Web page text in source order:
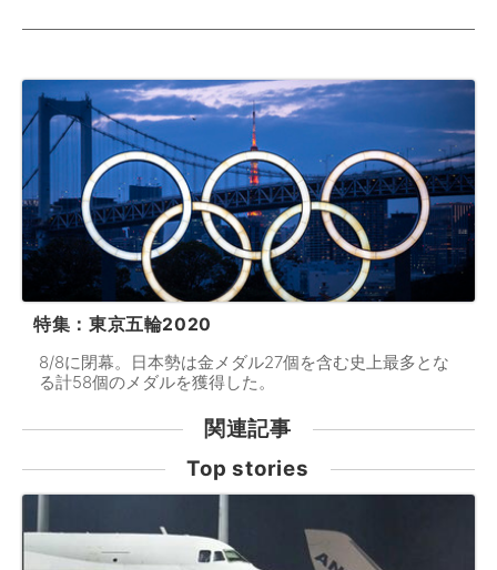
特集：東京五輪2020
8/8に閉幕。日本勢は金メダル27個を含む史上最多とな
る計58個のメダルを獲得した。
関連記事
Top stories